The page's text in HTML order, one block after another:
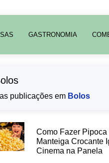
GASTRONOMIA
publicações em Bolos
Como Fazer Pipoca
Manteiga Crocante
Cinema na Panela